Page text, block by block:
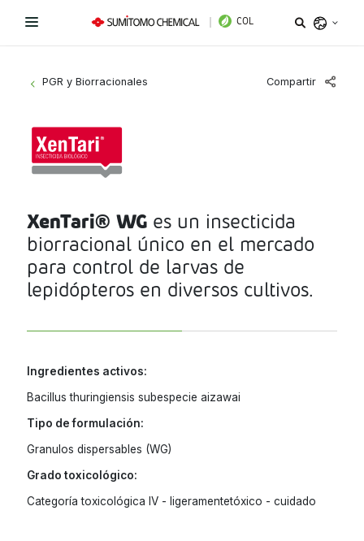
COL
Colombia
Costa Rica
Ecuador
El Salvador
Guatemala
Peru
Líneas de Productos
Herbicidas
Insecticidas
PGR y Biorracionales
¿Necesitas ayuda?
Sitio institucional
Términos y condiciones de uso
PGR y Biorracionales Compartir
XenTari® WGes un insecticida
biorracional único en el mercado
para control de larvas de
lepidópteros en diversos cultivos.
Ingredientes activos:
Bacillus thuringiensis subespecie aizawai
Tipo de formulación:
Granulos dispersables (WG)
Grado toxicológico:
Categoría toxicológica IV - ligeramentetóxico - cuidado